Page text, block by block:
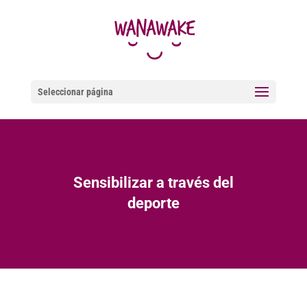
Seleccionar página
Sensibilizar a través del
deporte